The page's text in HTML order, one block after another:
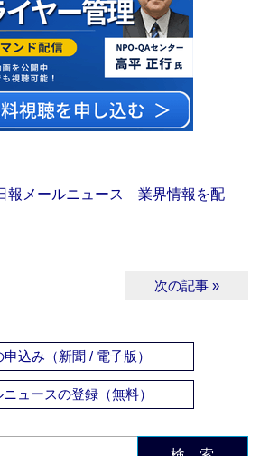
メールニュース 業界情報を配
次の記事 »
申込み（新聞 / 電子版）
ニュースの登録（無料）